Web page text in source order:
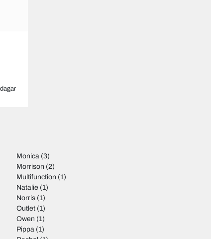
Monica (3)
Morrison (2)
Multifunction (1)
Natalie (1)
Norris (1)
Outlet (1)
Owen (1)
Pippa (1)